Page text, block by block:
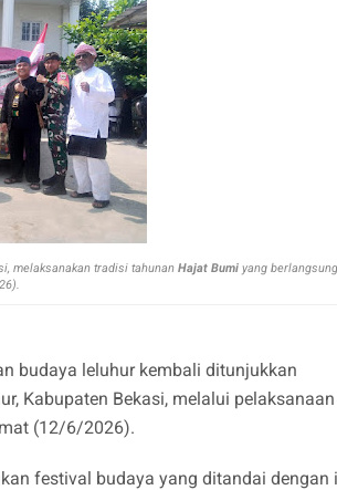
melaksanakan tradisi tahunan Hajat Bumiyang
budaya leluhur kembali ditunjukkan
Kabupaten Bekasi, melalui pelaksanaan
(12/6/2026).
festival budaya yang ditandai dengan